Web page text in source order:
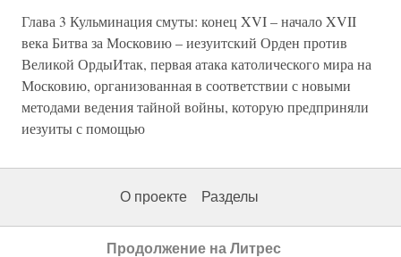
Глава 3 Кульминация смуты: конец XVI – начало XVII
века Битва за Московию – иезуитский Орден против
Великой ОрдыИтак, первая атака католического мира на
Московию, организованная в соответствии с новыми
методами ведения тайной войны, которую предприняли
иезуиты с помощью
О проекте Разделы
Продолжение на Литрес